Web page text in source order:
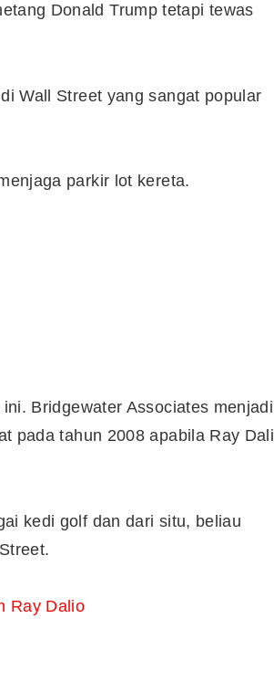
Donald Trump tetapi tewas
Wall Street yang sangat popular
parkir lot kereta.
Bridgewater Associates menjadi
pada tahun 2008 apabila Ray
kedi golf dan dari situ, beliau
Ray Dalio